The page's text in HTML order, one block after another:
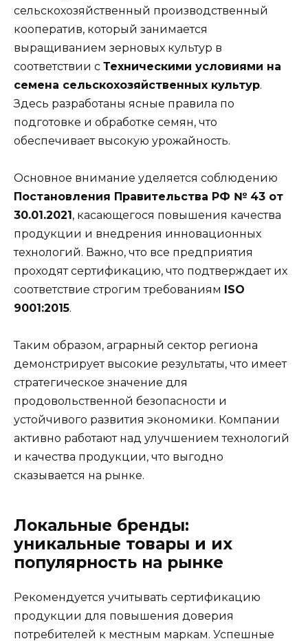
сельскохозяйственный производственный
кооператив, который занимается
выращиванием зерновых культур в
соответствии с Техническими условиями на
семена сельскохозяйственных культур.
Здесь разработаны ясные правила по
подготовке и обработке семян, что
обеспечивает высокую урожайность.
Основное внимание уделяется соблюдению
Постановления Правительства РФ № 43 от
30.01.2021 , касающегося повышения качества
продукции и внедрения инновационных
технологий. Важно, что все предприятия
проходят сертификацию, что подтверждает их
соответствие строгим требованиям
ISO
9001:2015.
Таким образом, аграрный сектор региона
демонстрирует высокие результаты, что имеет
стратегическое значение для
продовольственной безопасности и
устойчивого развития экономики. Компании
активно работают над улучшением технологий
и качества продукции, что выгодно
сказывается на рынке.
Локальные бренды:
уникальные товары и их
популярность на рынке
Рекомендуется учитывать сертификацию
продукции для повышения доверия
потребителей к местным маркам. Успешные